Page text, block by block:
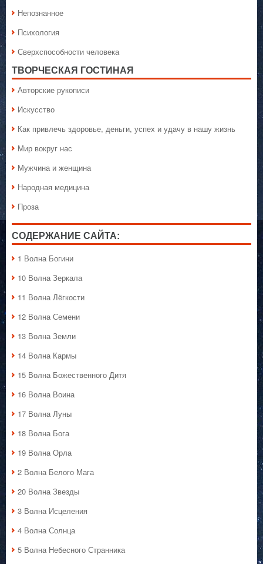
Непознанное
Психология
Сверхспособности человека
ТВОРЧЕСКАЯ ГОСТИНАЯ
Авторские рукописи
Искусство
Как привлечь здоровье, деньги, успех и удачу в нашу жизнь
Мир вокруг нас
Мужчина и женщина
Народная медицина
Проза
СОДЕРЖАНИЕ САЙТА:
1 Волна Богини
10 Волна Зеркала
11 Волна Лёгкости
12 Волна Семени
13 Волна Земли
14 Волна Кармы
15 Волна Божественного Дитя
16 Волна Воина
17 Волна Луны
18 Волна Бога
19 Волна Орла
2 Волна Белого Мага
20 Волна Звезды
3 Волна Исцеления
4 Волна Солнца
5 Волна Небесного Странника